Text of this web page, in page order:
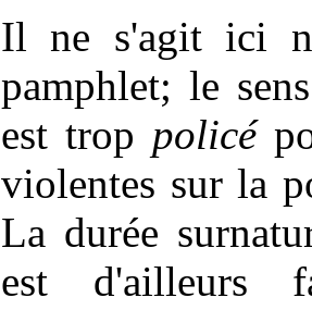
Il ne s'agit ici
pamphlet; le
est trop policé
violentes sur la
La durée
est d'ailleurs